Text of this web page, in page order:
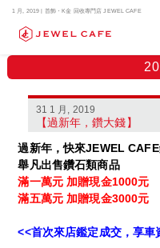
1 月, 2019 | 首飾・K金 回收專門店 JEWEL CAFE
31 1 月, 2019
【過新年，鑽大錢】
過新年，快來JEWEL CAFE
舉凡出售鑽石類商品
滿一萬元 加贈現金1000元
滿五萬元 加贈現金3000元
<<首次來店鑑定成交，享